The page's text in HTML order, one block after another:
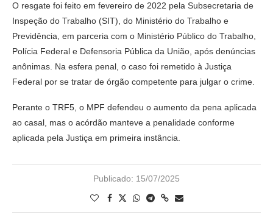
O resgate foi feito em fevereiro de 2022 pela Subsecretaria de
Inspeção do Trabalho (SIT), do Ministério do Trabalho e
Previdência, em parceria com o Ministério Público do Trabalho,
Polícia Federal e Defensoria Pública da União, após denúncias
anônimas. Na esfera penal, o caso foi remetido à Justiça
Federal por se tratar de órgão competente para julgar o crime.
Perante o TRF5, o MPF defendeu o aumento da pena aplicada
ao casal, mas o acórdão manteve a penalidade conforme
aplicada pela Justiça em primeira instância.
Publicado: 15/07/2025